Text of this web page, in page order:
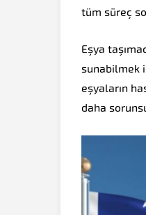
tüm süreç
Eşya
sunabilmek
eşyaların
daha